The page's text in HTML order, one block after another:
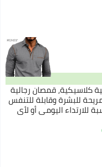
كلاسيكية، قمصان رجالية
للبشرة وقابلة للتنفس
للارتداء اليومي أو لأي